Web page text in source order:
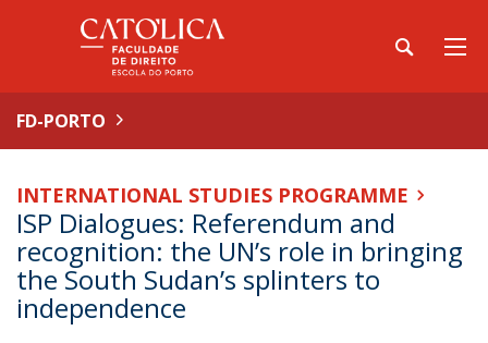
FD-PORTO
INTERNATIONAL STUDIES PROGRAMME
ISP Dialogues: Referendum and
recognition: the UN’s role in bringing
the South Sudan’s splinters to
independence